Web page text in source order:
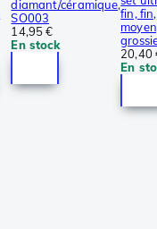
diamant/céramique,
SO003
14,95 €
En stock
fin, fin,
20,40
En